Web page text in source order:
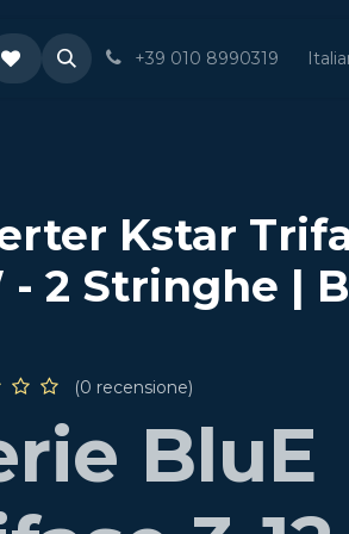
+39 010 8990319
Kstar
- 2 Stringhe |
(0 recensione)
BluE